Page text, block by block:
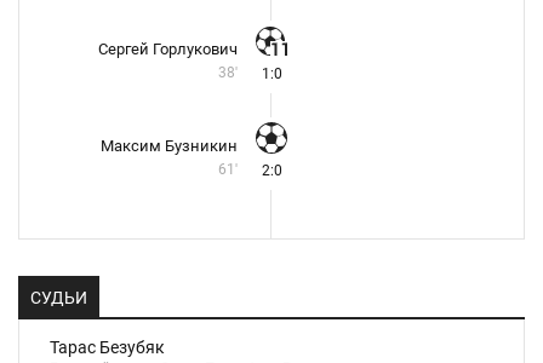
Сергей Горлукович
38' 1:0
Максим Бузникин
61' 2:0
СУДЬИ
Тарас Безубяк